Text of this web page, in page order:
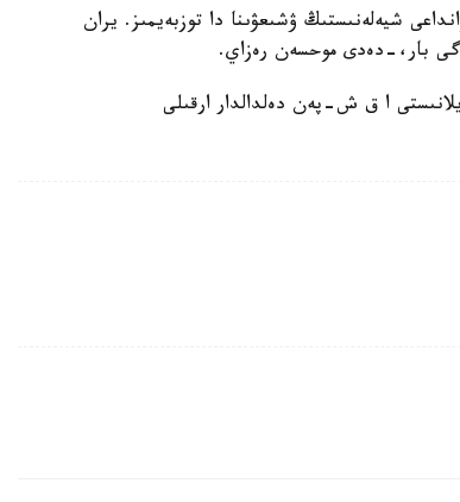
شيەلەنىستىڭ ۋشىعۋىنا دا توزبەيمىز. يران
بار،-دەدى موحسەن رەزاي.
ا ق ش-پەن دەلدالدار ارقىلى